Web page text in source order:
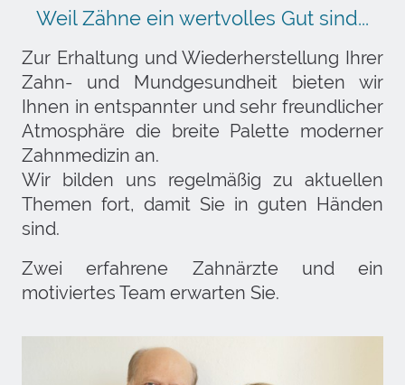
Weil Zähne ein wertvolles Gut sind...
Zur Erhaltung und Wiederherstellung Ihrer
Zahn- und Mundgesundheit bieten wir
Ihnen in entspannter und sehr freundlicher
Atmosphäre die breite Palette moderner
Zahnmedizin an.
Wir bilden uns regelmäßig zu aktuellen
Themen fort, damit Sie in guten Händen
sind.
Zwei erfahrene Zahnärzte und ein
motiviertes Team erwarten Sie.